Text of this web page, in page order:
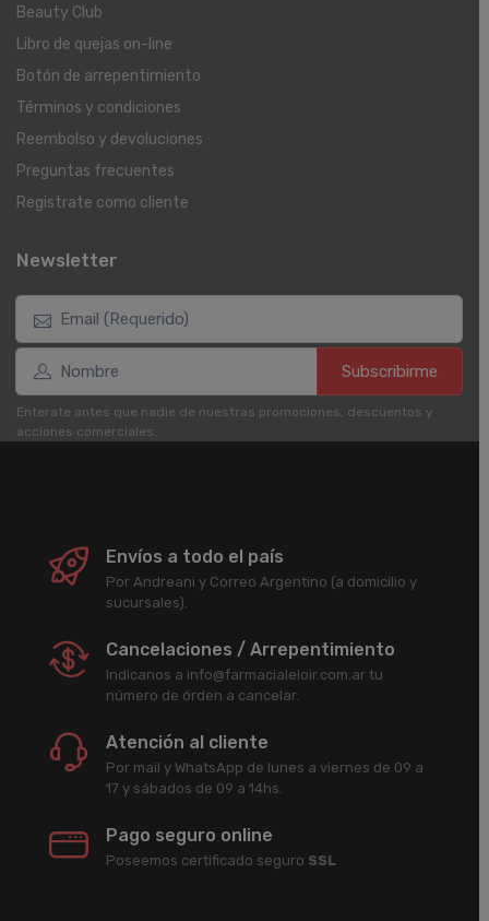
Beauty Club
Libro de quejas on-line
Botón de arrepentimiento
Términos y condiciones
Reembolso y devoluciones
Preguntas frecuentes
Registrate como cliente
Newsletter
Subscribirme
Enterate antes que nadie de nuestras promociones, descuentos y
acciones comerciales.
Envíos a todo el país
Por Andreani y Correo Argentino (a domicilio y
sucursales).
Cancelaciones / Arrepentimiento
Indicanos a info@farmacialeloir.com.ar tu
número de órden a cancelar.
Atención al cliente
Por mail y WhatsApp de lunes a viernes de 09 a
17 y sábados de 09 a 14hs.
Pago seguro online
Poseemos certificado seguro SSL